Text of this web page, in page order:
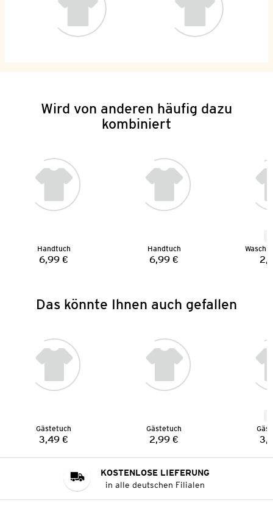
Wird von anderen häufig dazu
kombiniert
Handtuch
Preis:
6,99 €
Handtuch
Preis:
6,99 €
Das könnte Ihnen auch gefallen
Gästetuch
Preis:
3,49 €
Gästetuch
Preis:
2,99 €
KOSTENLOSE LIEFERUNG
in alle deutschen Filialen